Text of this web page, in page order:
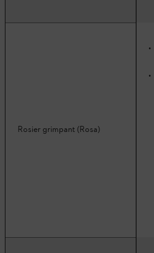
Rosier grimpant (Rosa)